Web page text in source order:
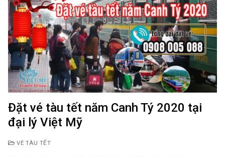
Đặt vé tàu tết năm Canh Tý 2020 tại
đại lý Việt Mỹ
VÉ TÀU TẾT